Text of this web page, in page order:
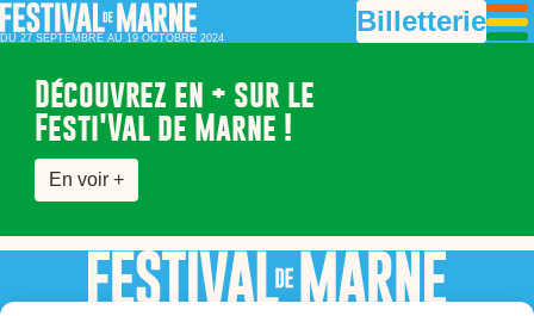
DU 27 SEPTEMBRE AU 19 OCTOBRE 2024
Billetterie
Découvrez en + sur le
Festi'Val de Marne !
En voir +